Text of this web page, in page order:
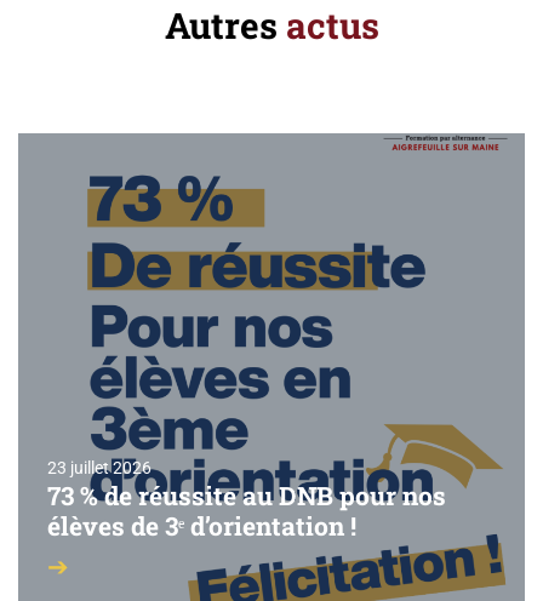
Autres actus
23 juillet 2026
73 % de réussite au DNB pour nos
élèves de 3ᵉ d’orientation !